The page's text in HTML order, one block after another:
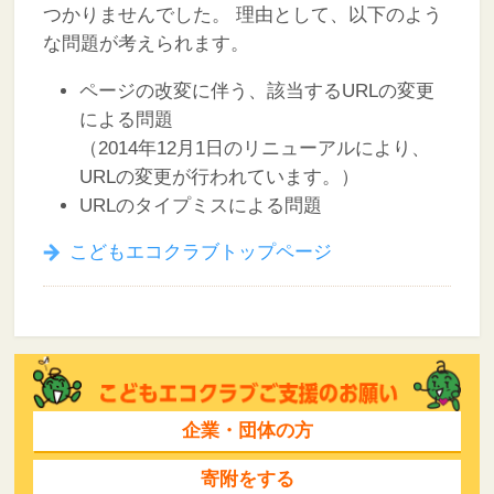
つかりませんでした。
理由として、以下のよう
な問題が考えられます。
ページの改変に伴う、該当するURLの変更
による問題
（2014年12月1日のリニューアルにより、
URLの変更が行われています。）
URLのタイプミスによる問題
こどもエコクラブトップページ
企業・団体の方
寄附をする